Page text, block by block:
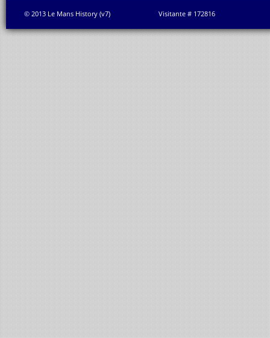
© 2013 Le Mans History (v7) Visitante # 172816